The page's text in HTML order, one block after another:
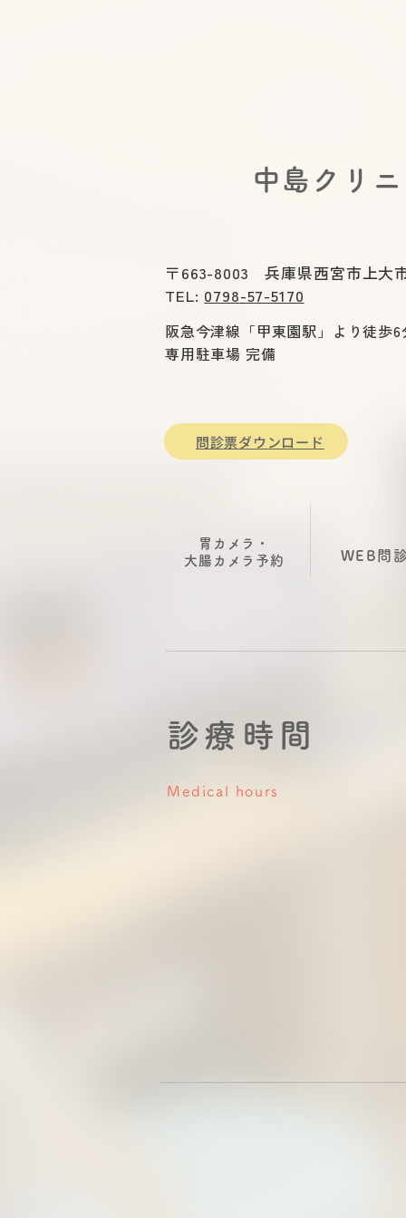
中島クリ
〒663-8003 兵庫県西宮市上大
TEL: 0798-57-5170
阪急今津線「甲東園駅」より徒歩6
専用駐車場 完備
問診票ダウンロード
WEB問
胃カメラ・
大腸カメラ ​予約
診療時間
Medical hours